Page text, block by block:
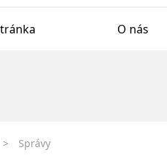
O nás
> Správy